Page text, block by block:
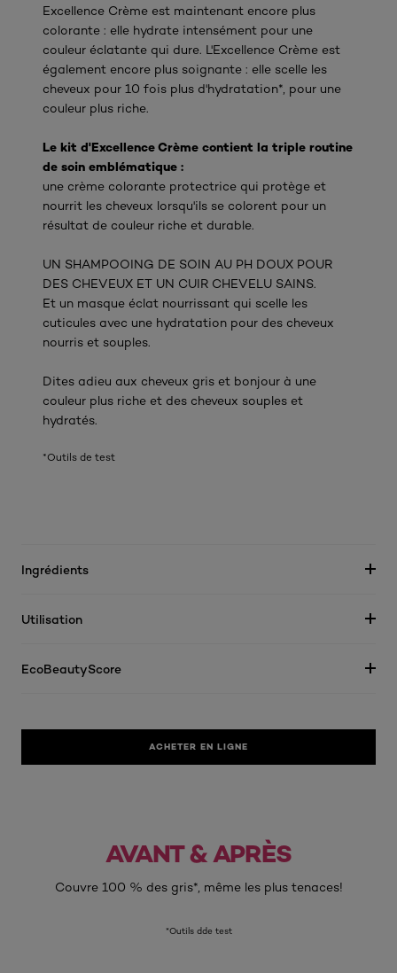
Excellence Crème est maintenant encore plus
colorante : elle hydrate intensément pour une
couleur éclatante qui dure. L'Excellence Crème est
également encore plus soignante : elle scelle les
cheveux pour 10 fois plus d'hydratation*, pour une
couleur plus riche.
Le kit d'Excellence Crème contient la triple routine
de soin emblématique :
une crème colorante protectrice qui protège et
nourrit les cheveux lorsqu'ils se colorent pour un
résultat de couleur riche et durable.
UN SHAMPOOING DE SOIN AU PH DOUX POUR
DES CHEVEUX ET UN CUIR CHEVELU SAINS.
Et un masque éclat nourrissant qui scelle les
cuticules avec une hydratation pour des cheveux
nourris et souples.
Dites adieu aux cheveux gris et bonjour à une
couleur plus riche et des cheveux souples et
hydratés.
*Outils de test
Ingrédients
Utilisation
EcoBeautyScore
ACHETER EN LIGNE
AVANT & APRÈS
Couvre 100 % des gris*, même les plus tenaces!
*Outils dde test